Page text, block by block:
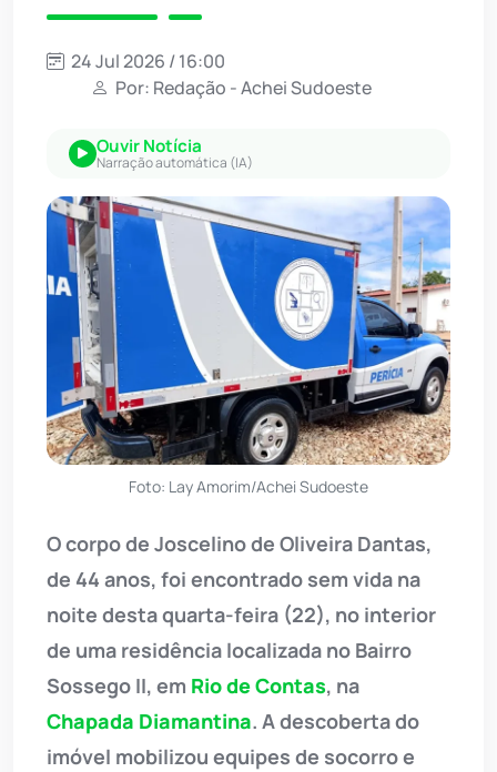
24 Jul 2026 / 16:00
Por: Redação - Achei Sudoeste
Ouvir Notícia
Narração automática (IA)
Foto: Lay Amorim/Achei Sudoeste
O corpo de Joscelino de Oliveira Dantas,
de 44 anos, foi encontrado sem vida na
noite desta quarta-feira (22), no interior
de uma residência localizada no Bairro
Sossego II, em Rio de Contas, na
Chapada Diamantina. A descoberta do
imóvel mobilizou equipes de socorro e